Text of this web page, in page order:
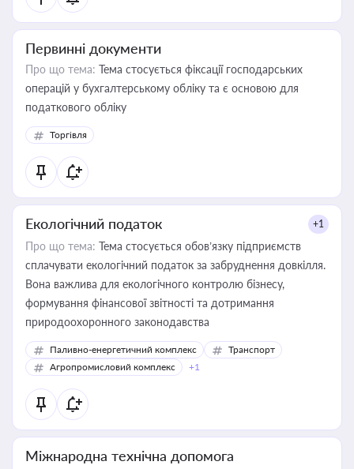
Первинні документи
Про що тема: Тема стосується фіксації господарських
операцій у бухгалтерському обліку та є основою для
податкового обліку
Торгівля
Екологічний податок +1
Про що тема: Тема стосується обов’язку підприємств
сплачувати екологічний податок за забруднення довкілля.
Вона важлива для екологічного контролю бізнесу,
формування фінансової звітності та дотримання
природоохоронного законодавства
Паливно-енергетичний комплекс
Транспорт
Агропромисловий комплекс
+1
Міжнародна технічна допомога